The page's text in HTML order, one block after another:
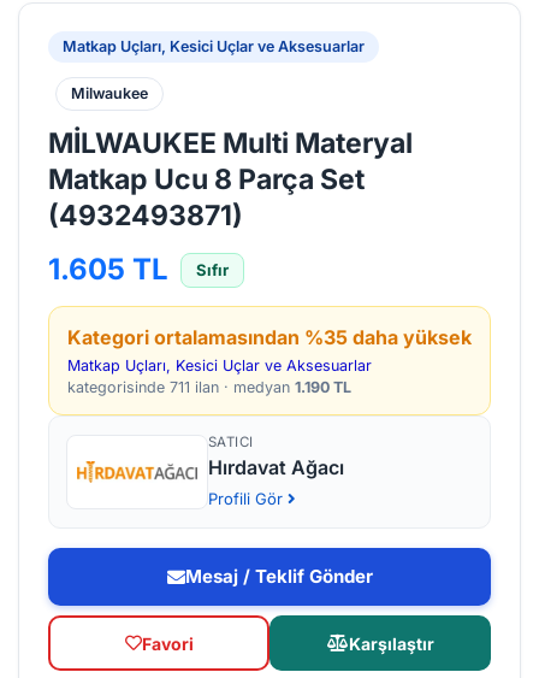
Matkap Uçları, Kesici Uçlar ve Aksesuarlar
Milwaukee
MİLWAUKEE Multi Materyal
Matkap Ucu 8 Parça Set
(4932493871)
1.605 TL Sıfır
Kategori ortalamasından %35 daha yüksek
Matkap Uçları, Kesici Uçlar ve Aksesuarlar
kategorisinde 711 ilan · medyan 1.190 TL
SATICI
Hırdavat Ağacı
Profili Gör
Mesaj / Teklif Gönder
Favori Karşılaştır